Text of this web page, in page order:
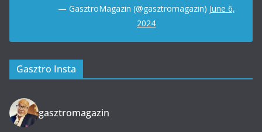
— GasztroMagazin (@gasztromagazin) June 6,
2024
Gasztro Insta
gasztromagazin